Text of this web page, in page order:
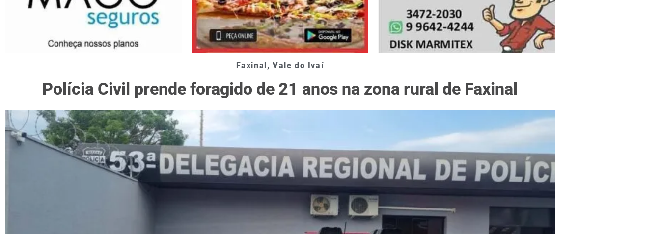
Faxinal,Vale do Ivaí
Polícia Civil prende foragido de 21 anos na zona rural de Faxinal